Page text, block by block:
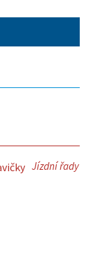
Jízdní řady